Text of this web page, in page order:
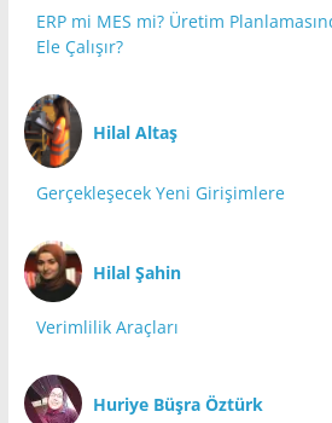
ERP mi MES mi? Üretim
Ele Çalışır?
Hilal Altaş
Gerçekleşecek Yeni Girişimlere
Hilal Şahin
Verimlilik Araçları
Huriye Büşra Öztürk